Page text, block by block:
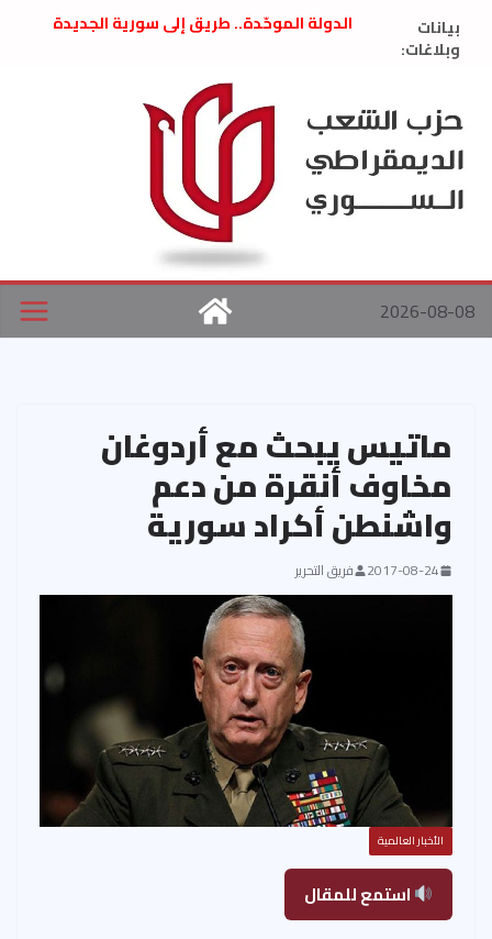
بيانات
وبلاغات:
الدولة الموحّدة.. طريق إلى سورية الجديدة
العام السابق لحزب الاتحاد الاشتراكي العربي
الديمقراطي
بلاغ صادر عن اجتماع اللجنة المركزية نيسان
2026
الحرب الأمريكية الإسرائيلية على نظام الملالي
في إيران .. بيان من حزب الشعب الديمقراطي
السوري
2026-08-08
ماتيس يبحث مع أردوغان
مخاوف أنقرة من دعم
واشنطن أكراد سورية
2017-08-24 فريق التحرير
الأخبار العالمية
استمع للمقال